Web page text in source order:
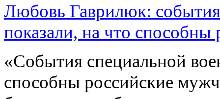
Любовь Гаврилюк:
показали, на что
«События специальной
способны российские